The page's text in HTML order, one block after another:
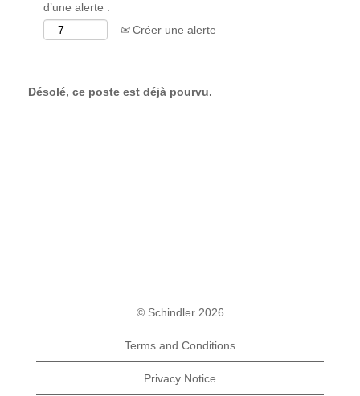
d’une alerte :
Créer une alerte
Désolé, ce poste est déjà pourvu.
© Schindler 2026
Terms and Conditions
Privacy Notice